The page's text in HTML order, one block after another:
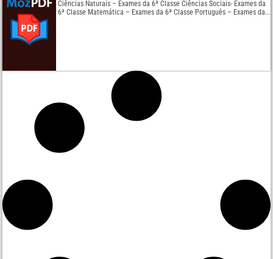
Ciências Naturais – Exames da 6ª Classe Ciências Sociais- Exames da
6ª Classe Matemática – Exames da 6ª Classe Português – Exames da...